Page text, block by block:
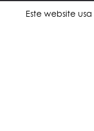
Este website